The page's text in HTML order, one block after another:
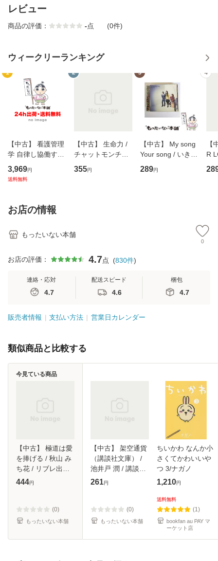
レビュー
商品の評価： -点 (0件)
ウィークリーランキング
1
【中古】 看護管理
学 自律し協働する
専門職の看護マネ
ジメントスキル 改
恵 藤本幸三 / 南江
堂 [単行
3,969円
送料無料
2
【中古】 生命力 /
チャットモンチー /
キューンレコード
[CD]【メール便送
355円
3
【中古】 My song
Your song / いきも
のがかり / [CD]
【メール便送料無
289円
4
【
R
産
お店の情報
もったいない本舗
0
お店の評価： 4.7点 (830件)
連絡・応対
4.7
配送スピード
4.6
梱包
4.7
販売者情報 支払い方法 営業日カレンダー
類似商品と比較する
【中古】 極道は愛
を捧げる / 秋山 み
ち花 / リブレ出版
[単行本]【メール便
444円
(0)
もったいない本舗
今見ている商品
【中古】 架空通貨
（講談社文庫） /
池井戸 潤 / 講談社
[文庫]【メール便送
261円
(0)
もったいない本舗
ちいかわ なんか小
さくてかわいいや
つ 3/ナガノ
1,210円
送料無料
(1)
bookfan au PAY マ
ーケット店